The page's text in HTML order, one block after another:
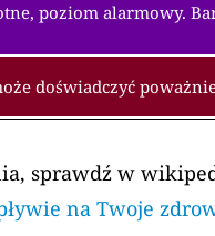
poziom alarmowy.
doświadczyć
sprawdź w
na Twoje